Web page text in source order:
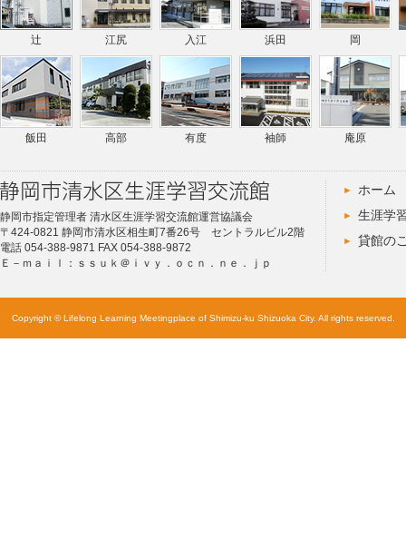
辻 江尻 入江 浜田 岡
飯田 高部 有度 袖師 庵原
静岡市指定管理者 清水区生涯学習交流館運営協議会
〒424-0821 静岡市清水区相生町7番26号 セントラルビル2階
電話 054-388-9871 FAX 054-388-9872
Ｅ－ｍａｉｌ：ｓｓｕｋ＠ｉｖｙ．ｏｃｎ．ｎｅ．ｊｐ
ホーム
生涯学
貸館の
Copyright © Lifelong Learning Meetingplace of Shimizu-ku Shizuoka City. All rights reserved.